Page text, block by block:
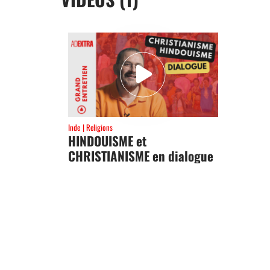
Inde Religions
HINDOUISME et
CHRISTIANISME en dialogue